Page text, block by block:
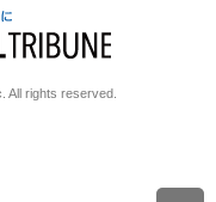
All rights reserved.